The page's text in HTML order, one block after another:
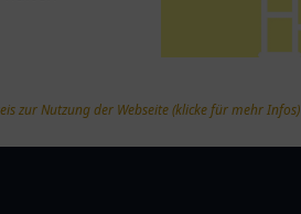
zur Nutzung der Webseite (klicke für mehr Infos)